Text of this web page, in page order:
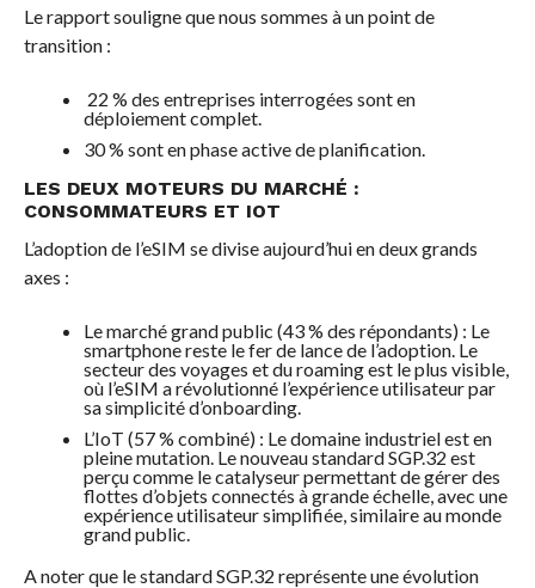
Le rapport souligne que nous sommes à un point de
transition :
22 % des entreprises interrogées sont en
déploiement complet.
30 % sont en phase active de planification.
LES DEUX MOTEURS DU MARCHÉ :
CONSOMMATEURS ET IOT
L’adoption de l’eSIM se divise aujourd’hui en deux grands
axes :
Le marché grand public (43 % des répondants) : Le
smartphone reste le fer de lance de l’adoption. Le
secteur des voyages et du roaming est le plus visible,
où l’eSIM a révolutionné l’expérience utilisateur par
sa simplicité d’onboarding.
L’IoT (57 % combiné) : Le domaine industriel est en
pleine mutation. Le nouveau standard SGP.32 est
perçu comme le catalyseur permettant de gérer des
flottes d’objets connectés à grande échelle, avec une
expérience utilisateur simplifiée, similaire au monde
grand public.
A noter que le standard SGP.32 représente une évolution